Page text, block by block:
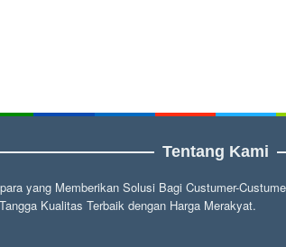
Tentang Kami
yang Memberikan Solusi Bagi Custumer-
Kualitas Terbaik dengan Harga Merakyat.